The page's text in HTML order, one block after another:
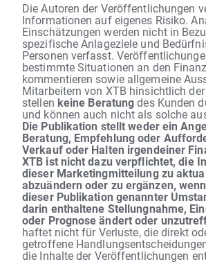
Die Autoren der Veröffentlichungen
Informationen auf eigenes Risiko.
Einschätzungen werden nicht in
spezifische Anlageziele und
Personen verfasst.
bestimmte Situationen an den
kommentieren sowie allgemeine
Mitarbeitern von XTB hinsichtlich
stellen keine Beratungdes Kunden
und können auch nicht als solche
Die Publikation stellt weder ein
Beratung, Empfehlung oder
Verkauf oder Halten irgendeiner
XTB ist nicht dazu verpflichtet, die
dieser Marketingmitteilung zu
abzuändern oder zu ergänzen,
dieser Publikation genannter
darin enthaltene Stellungnahme,
oder Prognose ändert oder
haftet nicht für Verluste, die direkt
getroffene
die Inhalte der Veröffentlichungen